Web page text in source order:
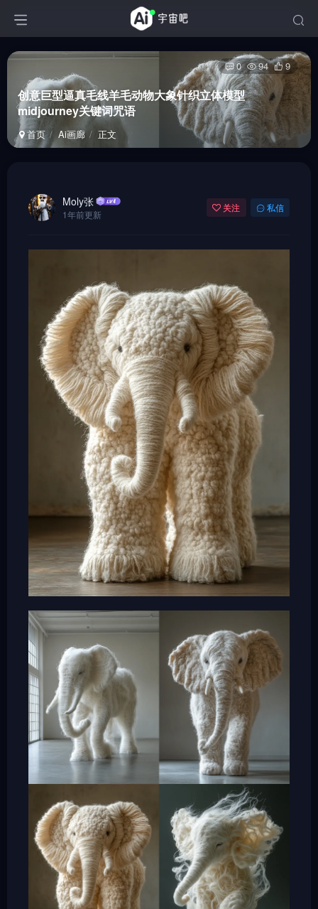
创意巨型逼真毛线羊毛动物大象针织立体模型
midjourney关键词咒语
首页 Ai画廊 正文
0 94 9
Moly张
1年前更新
关注 私信